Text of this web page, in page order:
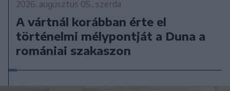
2026. augusztus 05., szerda
A vártnál korábban érte el
történelmi mélypontját a Duna a
romániai szakaszon